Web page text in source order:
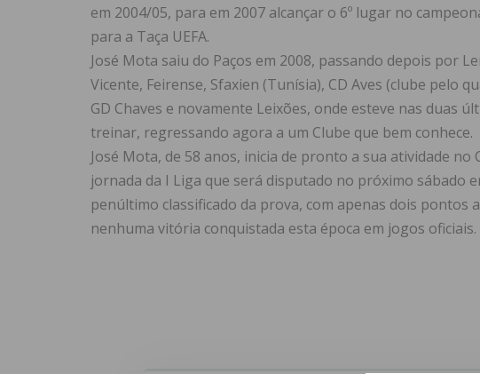
em 2004/05, para em 2007 alcançar o 6º lugar no
para a Taça UEFA.
José Mota saiu do Paços em 2008, passando depois por
Vicente, Feirense, Sfaxien (Tunísia), CD Aves (clube pelo
GD Chaves e novamente Leixões, onde esteve nas duas
treinar, regressando agora a um Clube que bem conhece.
José Mota, de 58 anos, inicia de pronto a sua atividade
jornada da I Liga que será disputado no próximo sábado
penúltimo classificado da prova, com apenas dois pontos
nenhuma vitória conquistada esta época em jogos oficiais.